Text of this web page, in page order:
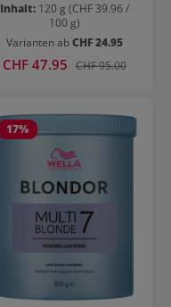
Inhalt: 120 g (CHF 39.96 /
100 g)
Varianten abCHF 24.95
Verkaufspreis:
CHF 47.95 Regulärer Preis:
CHF 95.00
17%